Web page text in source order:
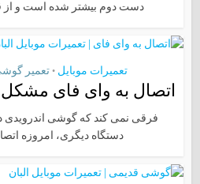
دست دوم بیشتر شده است و از
تعمیر • تعمیرات موبایل
اتصال به وای فای
فرقی نمی کند که گوشی اندرویدی
دستگاه دیگری، امروزه